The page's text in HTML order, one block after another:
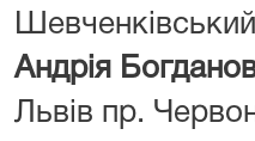
Андрія
Львів пр.